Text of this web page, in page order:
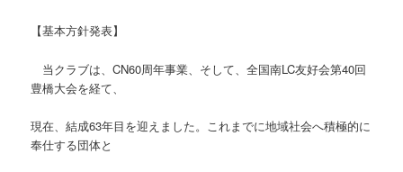
【基本方針発表】
当クラブは、CN60周年事業、そして、全国南LC友好会第40回
豊橋大会を経て、
現在、結成63年目を迎えました。これまでに地域社会へ積極的に
奉仕する団体と